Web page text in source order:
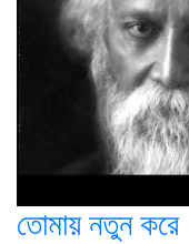
তোমায় নতুন করে